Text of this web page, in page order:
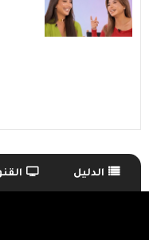
الدليل